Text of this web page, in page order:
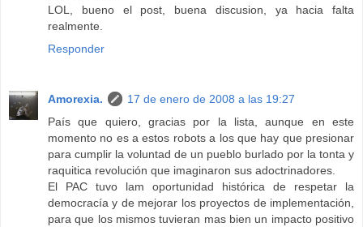
LOL, bueno el post, buena discusion, ya hacia falta
realmente.
Responder
Amorexia.
17 de enero de 2008 a las 19:27
País que quiero, gracias por la lista, aunque en este
momento no es a estos robots a los que hay que presionar
para cumplir la voluntad de un pueblo burlado por la tonta y
raquitica revolución que imaginaron sus adoctrinadores.
El PAC tuvo lam oportunidad histórica de respetar la
democracía y de mejorar los proyectos de implementación,
para que los mismos tuvieran mas bien un impacto positivo